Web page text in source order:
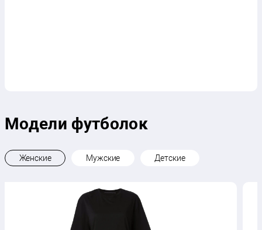
Модели футболок
Женские Мужские Детские